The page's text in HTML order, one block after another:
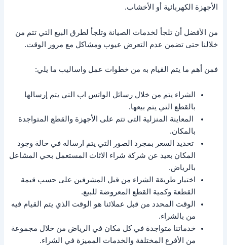
الأجهزة الكهربائية أو الأخشاب.
من الأفضل أن تلجأ لخدمات الصيانة وتلجأ لطرق البيع التي تتم من
خلالنا حتى تضمن عدم التعرض عيوب ومشاكل مع مرور الوقت.
فمن أهم ما يتم القيام به من خطوات عمل واساليب ما يلي:
الشراء يتم من خلال رسائل الواتس اب التي يتم إرسالها
بالقطع التي يتم بيعها.
المعاينة المنزلية التى تتم على الأجهزة والقطع المتواجدة
بالمكان.
تحديد السعر بمجرد الصور التي يتم ارساله في حالة وجود
المكان بعيد عن شركة شراء الاثاث المستعمل بحي المشاعل
بالرياض.
اختيار طريقة الشراء من قبل المشرفين على حسب قيمة
القطعة وكمية القطع المعروضة للبيع.
الوقت المحدد من قبل عملائنا هو الوقت الذي يتم القيام فيه
من بالشراء.
خدماتنا متواجدة في كل مكان في الرياض من خلال مجموعة
من الأفرع المختلفة والخدمات المميزة في الشراء.